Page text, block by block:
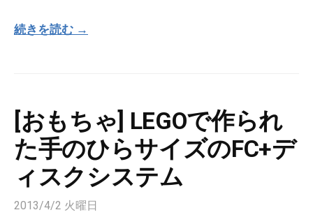
続きを読む →
[おもちゃ] LEGOで作られ
た手のひらサイズのFC+デ
ィスクシステム
2013/4/2 火曜日